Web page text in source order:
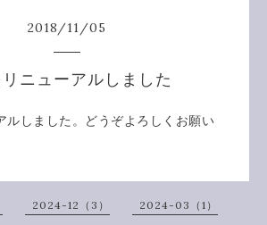
2018/11/05
ニューアルしました
ルしました。どうぞよろしくお願い
2024-12（3） 2024-03（1）